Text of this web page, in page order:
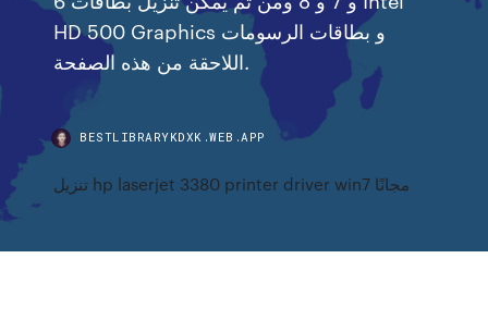
HD 500 Graphics و بطاقات الرسومات
اللاحقة من هذه الصفحة.
BESTLIBRARYKDXK.WEB.APP
تنزيل hp laserjet 3380 printer driver win7 مجانًا